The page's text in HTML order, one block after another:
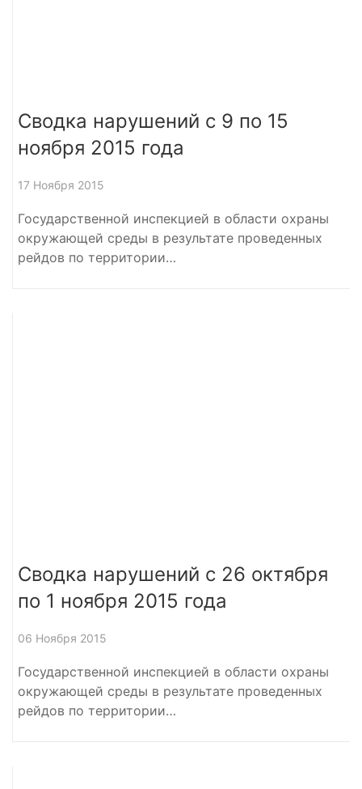
Сводка нарушений с 9 по 15
ноября 2015 года
17 Ноября 2015
Государственной инспекцией в области охраны
окружающей среды в результате проведенных
рейдов по территории…
Сводка нарушений с 26 октября
по 1 ноября 2015 года
06 Ноября 2015
Государственной инспекцией в области охраны
окружающей среды в результате проведенных
рейдов по территории…